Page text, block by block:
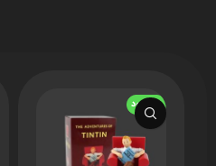
ناموجود